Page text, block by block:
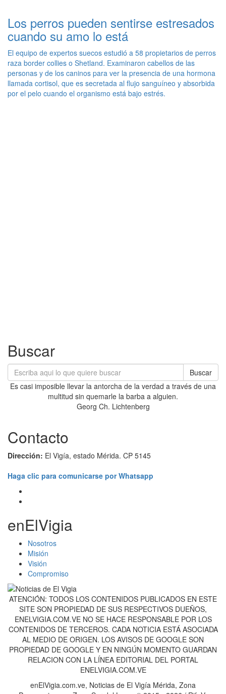
Los perros pueden sentirse estresados
cuando su amo lo está
El equipo de expertos suecos estudió a 58 propietarios de perros
raza border collies o Shetland. Examinaron cabellos de las
personas y de los caninos para ver la presencia de una hormona
llamada cortisol, que es secretada al flujo sanguíneo y absorbida
por el pelo cuando el organismo está bajo estrés.
Buscar
Buscar
Es casi imposible llevar la antorcha de la verdad a través de una
multitud sin quemarle la barba a alguien.
Georg Ch. Lichtenberg
Contacto
Dirección: El Vigía, estado Mérida. CP 5145
Haga clic para comunicarse por Whatsapp
enElVigia
Nosotros
Misión
Visión
Compromiso
ATENCIÓN: TODOS LOS CONTENIDOS PUBLICADOS EN ESTE
SITE SON PROPIEDAD DE SUS RESPECTIVOS DUEÑOS,
ENELVIGIA.COM.VE NO SE HACE RESPONSABLE POR LOS
CONTENIDOS DE TERCEROS. CADA NOTICIA ESTÁ ASOCIADA
AL MEDIO DE ORIGEN. LOS AVISOS DE GOOGLE SON
PROPIEDAD DE GOOGLE Y EN NINGÚN MOMENTO GUARDAN
RELACION CON LA LÍNEA EDITORIAL DEL PORTAL
ENELVIGIA.COM.VE
enElVigia.com.ve, Noticias de El Vigía Mérida, Zona